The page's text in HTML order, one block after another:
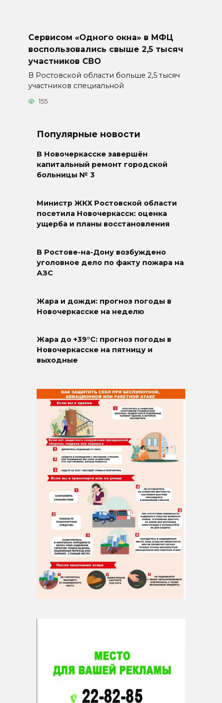
Сервисом «Одного окна» в МФЦ
воспользовались свыше 2,5 тысяч
участников СВО
В Ростовской области больше 2,5 тысяч
участников специальной
155
Популярные новости
В Новочеркасске завершён
капитальный ремонт городской
больницы № 3
Министр ЖКХ Ростовской области
посетила Новочеркасск: оценка
ущерба и планы восстановления
В Ростове-на-Дону возбуждено
уголовное дело по факту пожара на
АЗС
Жара и дожди: прогноз погоды в
Новочеркасске на неделю
Жара до +39°C: прогноз погоды в
Новочеркасске на пятницу и
выходные